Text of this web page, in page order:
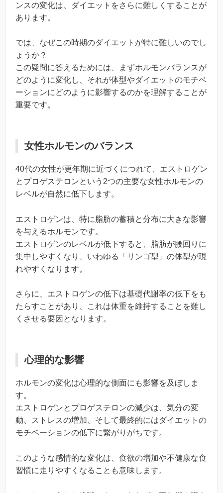
ンスの変化は、ダイエットをさらに難しくすることが
あります。
では、なぜこの時期のダイエットが特に難しいのでし
ょうか？
この疑問に答えるためには、まずホルモンバランスが
どのように変化し、それが体型やダイエットのモチベ
ーションにどのように影響するのかを理解することが
重要です。
女性ホルモンのバランス
40代の女性が更年期に近づくにつれて、エストロゲン
とプロゲステロンという2つの主要な女性ホルモンの
レベルが自然に低下します。
エストロゲンは、特に脂肪の蓄積と分布に大きな影響
を与えるホルモンです。
エストロゲンのレベルが低下すると、脂肪が腰回りに
集中しやすくなり、いわゆる「リンゴ型」の体型が現
れやすくなります。
さらに、エストロゲンの低下は基礎代謝率の低下をも
たらすことがあり、これは体重を維持することを難し
くさせる要因となります。
心理的な影響
ホルモンの変化は心理的な側面にも影響を及ぼしま
す。
エストロゲンとプロゲステロンの減少は、気分の変
動、ストレスの増加、そして最終的にはダイエットの
モチベーションの低下に繋がりがちです。
このような感情的な変化は、食欲の増加や不健康な食
習慣に走りやすくなることも意味します。